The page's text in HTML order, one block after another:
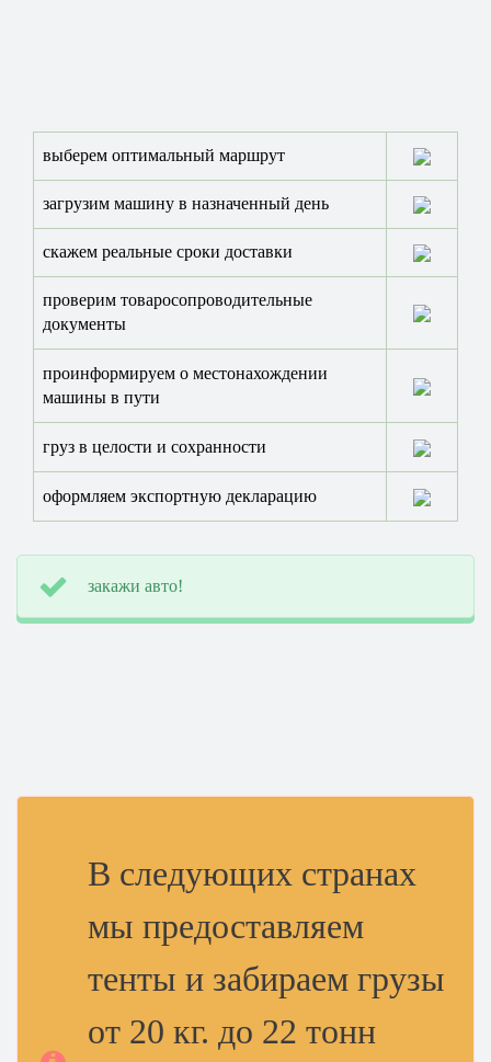
выберем оптимальный маршрут
загрузим машину в назначенный день
скажем реальные сроки доставки
проверим товаросопроводительные
документы
проинформируем о местонахождении
машины в пути
груз в целости и сохранности
оформляем экспортную декларацию
закажи авто!
В следующих странах
мы предоставляем
тенты и забираем грузы
от 20 кг. до 22 тонн